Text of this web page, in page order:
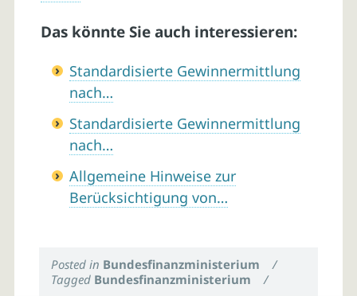
Das könnte Sie auch interessieren:
Standardisierte Gewinnermittlung
nach…
Standardisierte Gewinnermittlung
nach…
Allgemeine Hinweise zur
Berücksichtigung von…
Posted in Bundesfinanzministerium
/
Tagged Bundesfinanzministerium /